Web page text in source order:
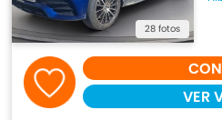
28 fotos
VER